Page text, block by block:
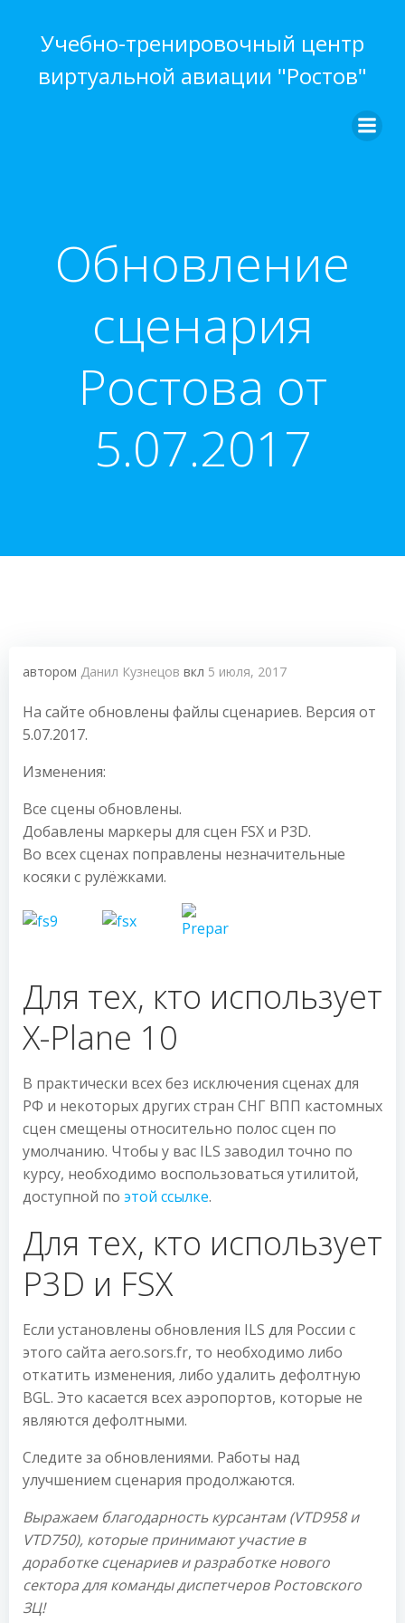
содержимому
Учебно-тренировочный центр
виртуальной авиации "Ростов"
Обновление
сценария
Ростова от
5.07.2017
автором Данил Кузнецов вкл 5 июля, 2017
На сайте обновлены файлы сценариев. Версия от
5.07.2017.
Изменения:
Все сцены обновлены.
Добавлены маркеры для сцен FSX и P3D.
Во всех сценах поправлены незначительные
косяки с рулёжками.
Для тех, кто использует
X-Plane 10
В практически всех без исключения сценах для
РФ и некоторых других стран СНГ ВПП кастомных
сцен смещены относительно полос сцен по
умолчанию. Чтобы у вас ILS заводил точно по
курсу, необходимо воспользоваться утилитой,
доступной по этой ссылке.
Для тех, кто использует
P3D и FSX
Если установлены обновления ILS для России с
этого сайта aero.sors.fr, то необходимо либо
откатить изменения, либо удалить дефолтную
BGL. Это касается всех аэропортов, которые не
являются дефолтными.
Следите за обновлениями. Работы над
улучшением сценария продолжаются.
Выражаем благодарность курсантам (VTD958 и
VTD750), которые принимают участие в
доработке сценариев и разработке нового
сектора для команды диспетчеров Ростовского
ЗЦ!